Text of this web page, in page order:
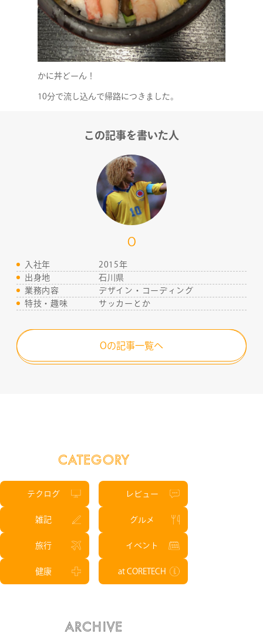
SERVICE
かに丼どーん！
10分で流し込んで帰路につきました。
CATEGORY
テクログ レビュー
雑記 グルメ
旅行 イベント
健康 at CORETECH
ARCHIVE
この記事を書いた人
O
入社年
2015年
出身地
石川県
業務内容
デザイン・コーディング
特技・趣味
サッカーとか
Oの記事一覧へ